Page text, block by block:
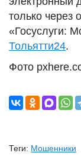
только через
«Госуслуги:
Тольятти24.
Фото
Теги: Мошенники